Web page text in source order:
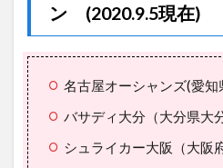
ン (2020.9.5現在)
名古屋オーシャンズ(愛知
バサディ大分（大分県大
シュライカー大阪（大阪